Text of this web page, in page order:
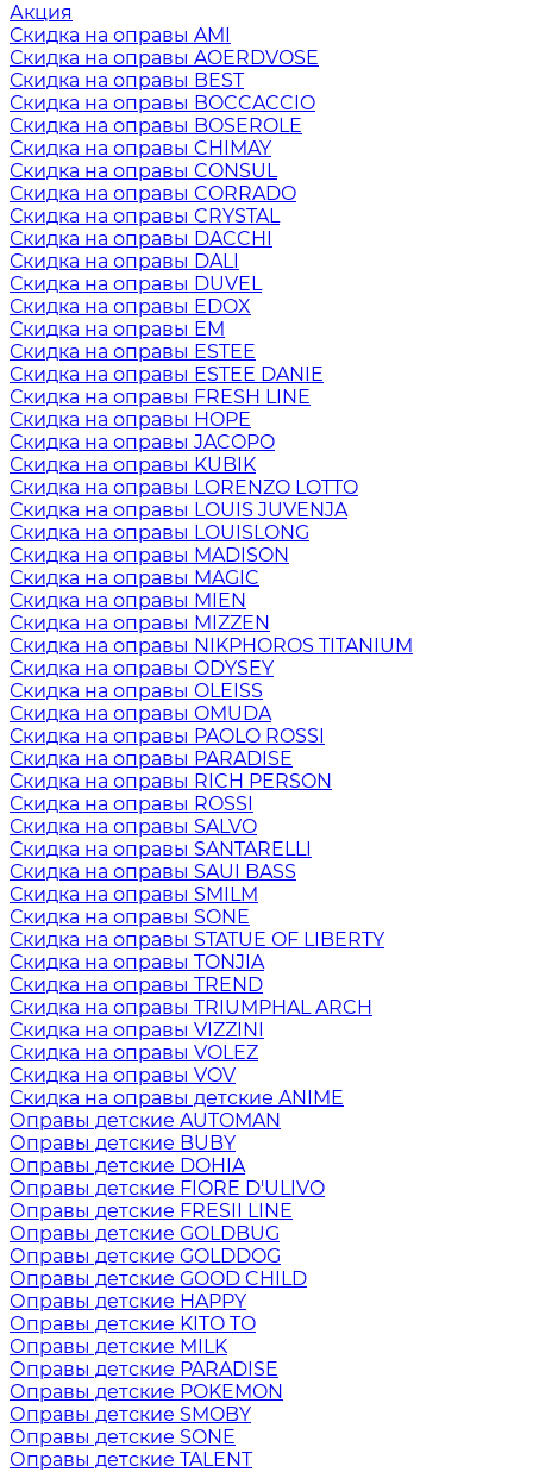
Акция
Скидка на оправы AMI
Скидка на оправы AOERDVOSE
Скидка на оправы BEST
Скидка на оправы BOCCACCIO
Скидка на оправы BOSEROLE
Скидка на оправы CHIMAY
Скидка на оправы CONSUL
Скидка на оправы CORRADO
Скидка на оправы CRYSTAL
Скидка на оправы DACCHI
Скидка на оправы DALI
Скидка на оправы DUVEL
Скидка на оправы EDOX
Скидка на оправы EM
Скидка на оправы ESTEE
Скидка на оправы ESTEE DANIE
Скидка на оправы FRESH LINE
Скидка на оправы HOPE
Скидка на оправы JACOPO
Скидка на оправы KUBIK
Скидка на оправы LORENZO LOTTO
Скидка на оправы LOUIS JUVENJA
Скидка на оправы LOUISLONG
Скидка на оправы MADISON
Скидка на оправы MAGIC
Скидка на оправы MIEN
Скидка на оправы MIZZEN
Скидка на оправы NIKPHOROS TITANIUM
Скидка на оправы ODYSEY
Скидка на оправы OLEISS
Скидка на оправы OMUDA
Скидка на оправы PAOLO ROSSI
Скидка на оправы PARADISE
Скидка на оправы RICH PERSON
Скидка на оправы ROSSI
Скидка на оправы SALVO
Скидка на оправы SANTARELLI
Скидка на оправы SAUI BASS
Скидка на оправы SMILM
Скидка на оправы SONE
Скидка на оправы STATUE OF LIBERTY
Скидка на оправы TONJIA
Скидка на оправы TREND
Скидка на оправы TRIUMPHAL ARCH
Скидка на оправы VIZZINI
Скидка на оправы VOLEZ
Скидка на оправы VOV
Скидка на оправы детские ANIME
Оправы детские AUTOMAN
Оправы детские BUBY
Оправы детские DOHIA
Оправы детские FIORE D'ULIVO
Оправы детские FRESII LINE
Оправы детские GOLDBUG
Оправы детские GOLDDOG
Оправы детские GOOD CHILD
Оправы детские HAPPY
Оправы детские KITO TO
Оправы детские MILK
Оправы детские PARADISE
Оправы детские POKEMON
Оправы детские SMOBY
Оправы детские SONE
Оправы детские TALENT